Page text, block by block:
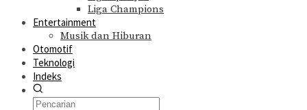
Liga Champions
Entertainment
Musik dan Hiburan
Otomotif
Teknologi
Indeks